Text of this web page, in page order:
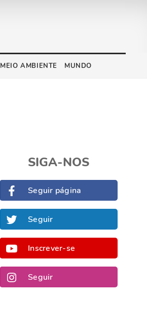
MEIO AMBIENTE MUNDO
SIGA-NOS
Seguir página
Seguir
Inscrever-se
Seguir